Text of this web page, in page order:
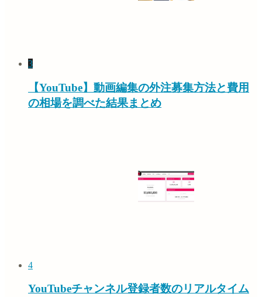
3
【YouTube】動画編集の外注募集方法と費用
の相場を調べた結果まとめ
4
YouTubeチャンネル登録者数のリアルタイム